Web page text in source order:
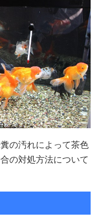
の汚れによって茶色
の対処方法について